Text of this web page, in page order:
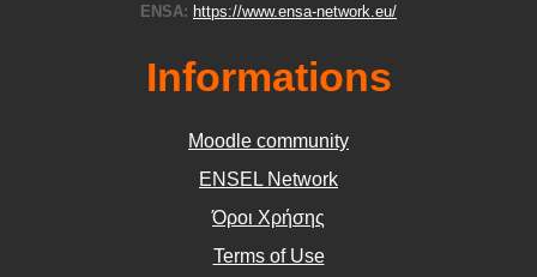
ENSA: https://www.ensa-network.eu/
Informations
Moodle community
ΕΝSEL Network
Όροι Χρήσης
Terms of Use